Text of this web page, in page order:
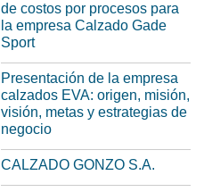
de costos por procesos para
la empresa Calzado Gade
Sport
Presentación de la empresa
calzados EVA: origen, misión,
visión, metas y estrategias de
negocio
CALZADO GONZO S.A.